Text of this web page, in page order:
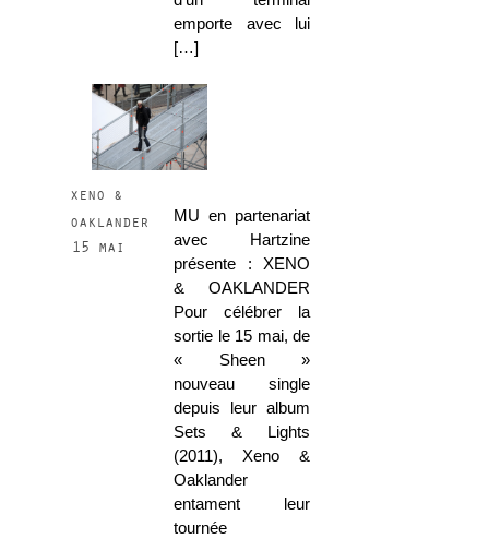
emporte avec lui
[…]
xeno &
oaklander
15 mai
MU en partenariat
avec Hartzine
présente : XENO
& OAKLANDER
Pour célébrer la
sortie le 15 mai, de
« Sheen »
nouveau single
depuis leur album
Sets & Lights
(2011), Xeno &
Oaklander
entament leur
tournée